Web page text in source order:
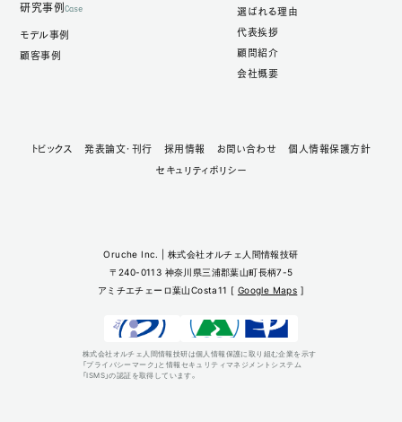
Oruche Inc. | 株式会社オルチェ人間情報技研
〒240-0113 神奈川県三浦郡葉山町長柄7-5
アミチエチェーロ葉山Costa11 [ Google Maps ]
株式会社オルチェ人間情報技研は個人情報保護に取り組む企業を示す
「プライバシーマーク」と情報セキュリティマネジメントシステム
「ISMS」の認証を取得しています。
研究事例Case
モデル事例
顧客事例
選ばれる理由
代表挨拶
顧問紹介
会社概要
トピックス 発表論文・刊行 採用情報 お問い合わせ 個人情報保護方針
セキュリティポリシー